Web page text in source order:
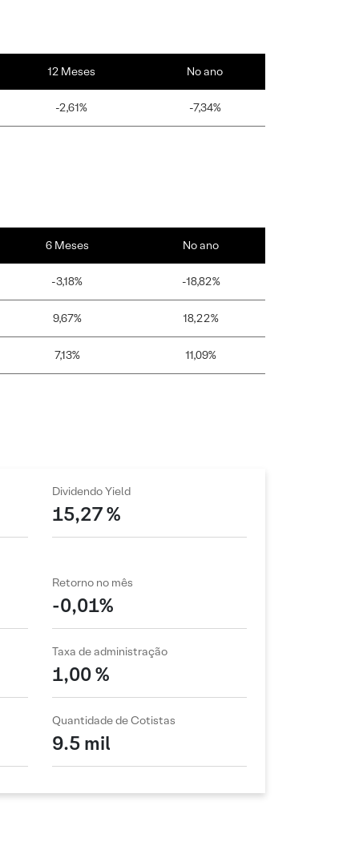
12 Meses No ano
-2,61% -7,34%
6 Meses No ano
-3,18% -18,82%
9,67% 18,22%
7,13% 11,09%
Dividendo Yield
15,27 %
Retorno no mês
-0,01%
Taxa de administração
1,00 %
Quantidade de Cotistas
9.5 mil